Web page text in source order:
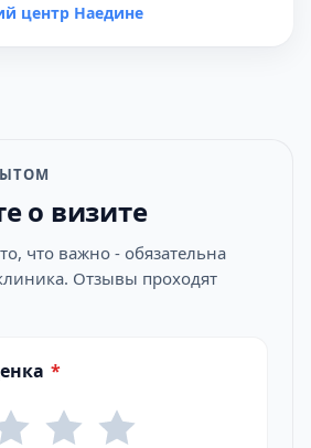
центр Наедине
о визите
что важно - обязательна
Отзывы проходят
*